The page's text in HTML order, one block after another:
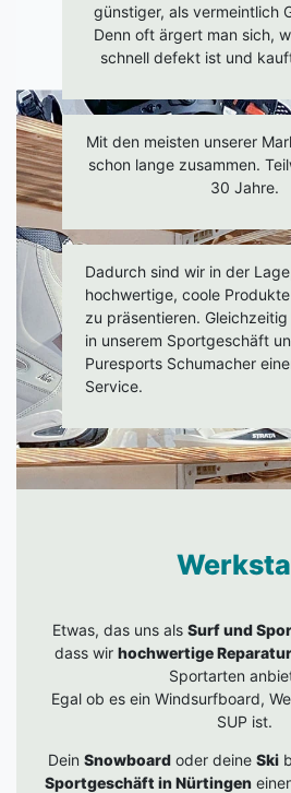
günstiger, als vermeintlich
Denn oft ärgert man sich,
schnell defekt ist und
Mit den meisten unserer
schon lange zusammen.
30 Jahre.
Dadurch sind wir in der
hochwertige, coole
zu präsentieren.
in unserem Sportgeschäft
Puresports Schumacher
Service.
Etwas, das uns als Surf und
dass wir hochwertige
Sportarten
Egal ob es ein Windsurfboard,
SUP ist.
Dein Snowboardoder deine Ski
Sportgeschäft in Nürtingen